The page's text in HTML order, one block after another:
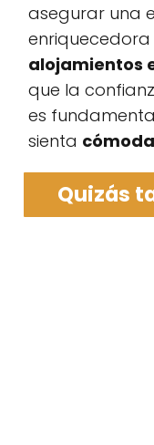
asegurar una
alojamientos
que la
es
sienta
Quizás